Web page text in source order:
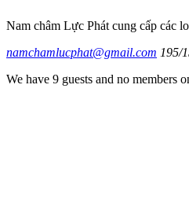
Nam châm Lực Phát cung cấp các
namchamlucphat@gmail.com 195/
We have 9 guests and no members